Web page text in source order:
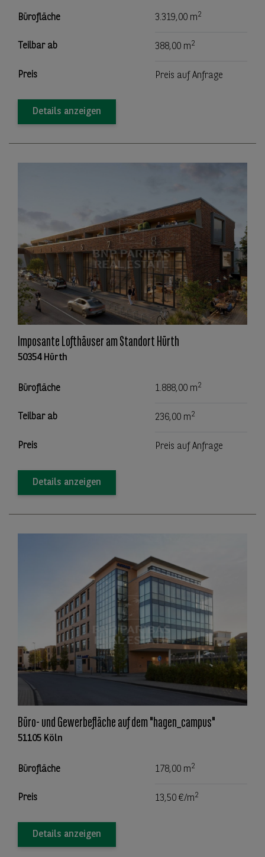
Bürofläche 3.319,00 m2
Teilbar ab 388,00 m2
Preis Preis auf Anfrage
Details anzeigen
Imposante Lofthäuser am Standort Hürth
50354 Hürth
Bürofläche 1.888,00 m2
Teilbar ab 236,00 m2
Preis Preis auf Anfrage
Details anzeigen
Büro- und Gewerbefläche auf dem "hagen_campus"
51105 Köln
Bürofläche 178,00 m2
Preis 13,50 €/m2
Details anzeigen